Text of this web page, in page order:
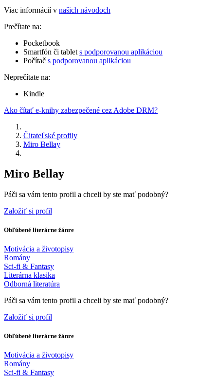
Viac informácií v našich návodoch
Prečítate na:
Pocketbook
Smartfón či tablet s podporovanou aplikáciou
Počítač s podporovanou aplikáciou
Neprečítate na:
Kindle
Ako čítať e-knihy zabezpečené cez Adobe DRM?
Čitateľské profily
Miro Bellay
Miro Bellay
Páči sa vám tento profil a chceli by ste mať podobný?
Založiť si profil
Obľúbené literárne žánre
Motivácia a životopisy
Romány
Sci-fi & Fantasy
Literárna klasika
Odborná literatúra
Páči sa vám tento profil a chceli by ste mať podobný?
Založiť si profil
Obľúbené literárne žánre
Motivácia a životopisy
Romány
Sci-fi & Fantasy